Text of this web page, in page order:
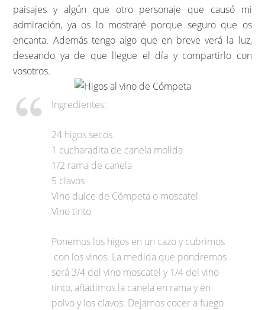
paisajes y algún que otro personaje que causó mi
admiración, ya os lo mostraré porque seguro que os
encanta. Además tengo algo que en breve verá la luz,
deseando ya de que llegue el día y compartirlo con
vosotros.
Ingredientes:
24 higos secos
1 cucharadita de canela molida
1/2 rama de canela
5 clavos
Vino dulce de Cómpeta o moscatel
Vino tinto
Ponemos los higos en un cazo y cubrimos
con los vinos. La medida que pondremos
será 3/4 del vino moscatel y 1/4 del vino
tinto, añadimos la canela en rama y en
polvo y los clavos. Dejamos cocer a fuego